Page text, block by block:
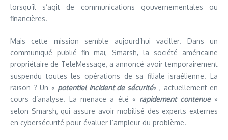
lorsqu’il s’agit de communications gouvernementales ou
financières.
Mais cette mission semble aujourd’hui vaciller. Dans un
communiqué publié fin mai, Smarsh, la société américaine
propriétaire de TeleMessage, a annoncé avoir temporairement
suspendu toutes les opérations de sa filiale israélienne. La
raison ? Un « potentiel incident de sécurité« , actuellement en
cours d’analyse. La menace a été « rapidement contenue»
selon Smarsh, qui assure avoir mobilisé des experts externes
en cybersécurité pour évaluer l’ampleur du problème.